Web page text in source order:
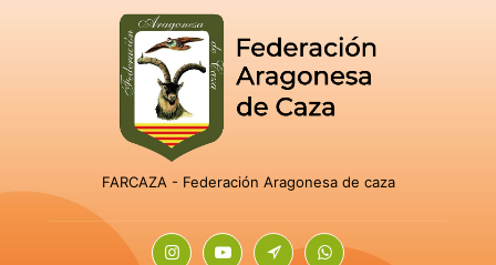
FARCAZA - Federación Aragonesa de caza